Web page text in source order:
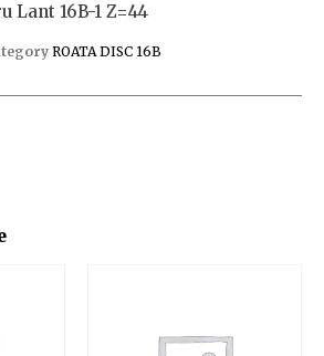
Lant 16B-1 Z=44
ROATA DISC 16B